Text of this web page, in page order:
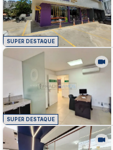
SUPER DESTAQUE
SUPER DESTAQUE